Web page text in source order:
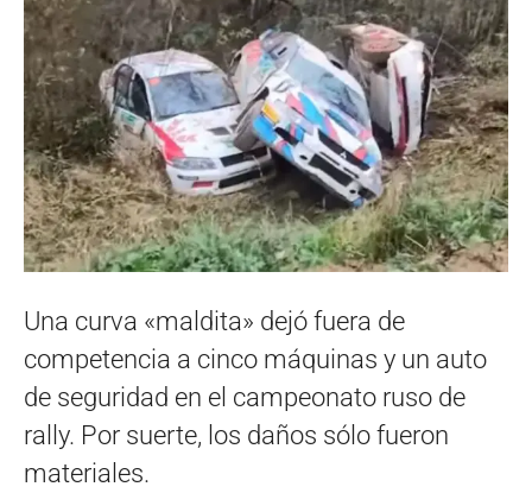
Una curva «maldita» dejó fuera de
competencia a cinco máquinas y un auto
de seguridad en el campeonato ruso de
rally. Por suerte, los daños sólo fueron
materiales.